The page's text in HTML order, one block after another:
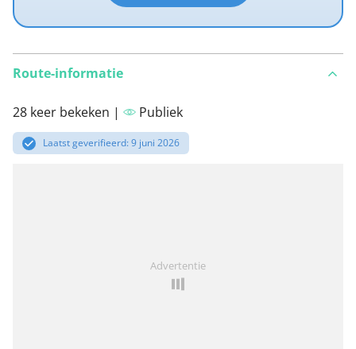
Route-informatie
28 keer bekeken | Publiek
Laatst geverifieerd: 9 juni 2026
Advertentie